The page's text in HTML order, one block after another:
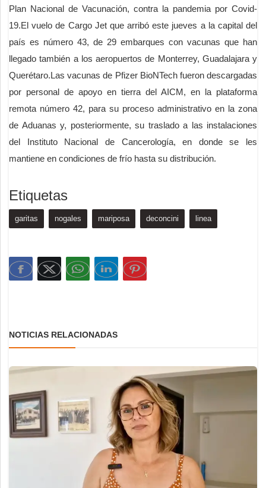
Plan Nacional de Vacunación, contra la pandemia por Covid-
19.El vuelo de Cargo Jet que arribó este jueves a la capital del
país es número 43, de 29 embarques con vacunas que han
llegado también a los aeropuertos de Monterrey, Guadalajara y
Querétaro.Las vacunas de Pfizer BioNTech fueron descargadas
por personal de apoyo en tierra del AICM, en la plataforma
remota número 42, para su proceso administrativo en la zona
de Aduanas y, posteriormente, su traslado a las instalaciones
del Instituto Nacional de Cancerología, en donde se les
mantiene en condiciones de frío hasta su distribución.
Etiquetas
garitas nogales mariposa deconcini linea
NOTICIAS RELACIONADAS